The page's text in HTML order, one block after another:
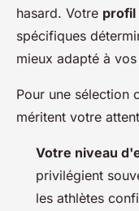
hasard. Votre
spécifiques
mieux adapté à
Pour une sélection
méritent votre
Votre niveau
privilégient
les athlètes